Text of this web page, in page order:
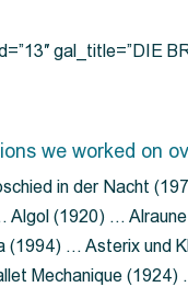
gal_title=”DIE
we worked on
in der Nacht
Algol (1920) …
(1994) … Asterix und
Mechanique